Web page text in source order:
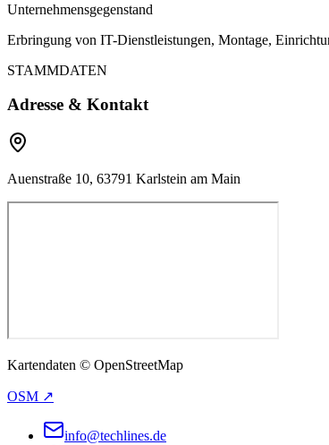
Unternehmensgegenstand
Erbringung von IT-Dienstleistungen, Montage,
STAMMDATEN
Adresse & Kontakt
Auenstraße 10, 63791 Karlstein am Main
Kartendaten © OpenStreetMap
OSM ↗
info@techlines.de